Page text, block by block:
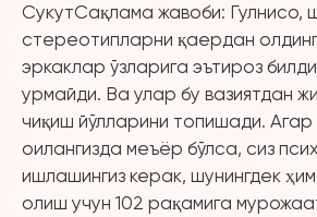
СукутСақлама жавоби: Гулнисо,
стереотипларни қаердан
эркаклар ўзларига эътироз
урмайди. Ва улар бу вазиятдан
чиқиш йўлларини топишади. Агар
оилангизда меъёр бўлса, сиз
ишлашингиз керак, шунингдек
олиш учун 102 рақамига